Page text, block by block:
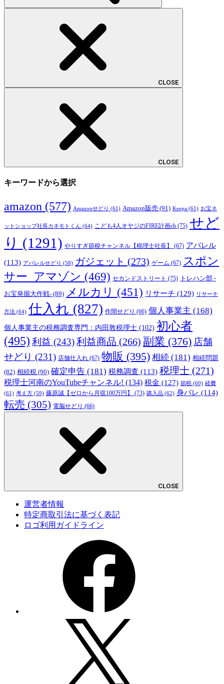
CLOSE
CLOSE
キーワードから選択
amazon (577) Amazonせどり (61) Amazon販売 (91) Keepa (61) お宝ネ
ットショップ社長カネモトくん (64) こども4人オヤジのFIRE計画ch (75) せど
り (1291) やりすぎ節税チャンネル【税理士社長】 (67) アパレル
(113) アパレルせどり (58) ガジェット (273) ゲーム (67) スポン
サー_アマゾン (469) セカンドストリート (75) トレハン部 -
お宝発掘大作戦- (89) メルカリ (451) リサーチ (129) リサーチ
方法 (64) 仕入れ (827) 作間せどり (66) 個人事業主 (168)
個人事業主の税務調査専門：内田敦税理士 (102) 初心者
(495) 利益 (243)利益商品 (266) 副業 (376) 店舗
せどり (231) 店舗仕入れ (67) 物販 (395) 相続 (181) 相続問題
(82) 相続税 (90) 確定申告 (181) 税務調査 (113) 税理士 (271)
税理士河南のYouTubeチャンネル! (134) 税金 (127) 節税 (60) 経費
(61) 考え方 (59) 藤原誠【ゼロから月収100万円】 (73) 購入品 (62) 身バレ (114)
転売 (305) 電脳せどり (66)
CLOSE
運営者情報
特定商取引法に基づく表記
ロゴ利用ガイドライン